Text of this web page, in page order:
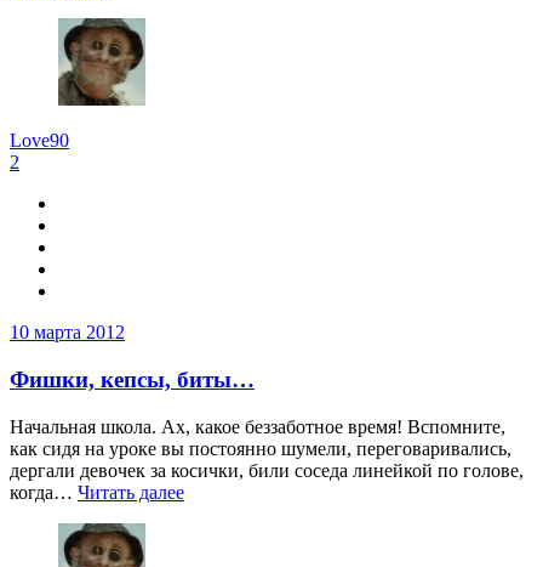
Love90
2
10 марта 2012
Фишки, кепсы, биты…
Начальная школа. Ах, какое беззаботное время! Вспомните,
как сидя на уроке вы постоянно шумели, переговаривались,
дергали девочек за косички, били соседа линейкой по голове,
когда… Читать далее